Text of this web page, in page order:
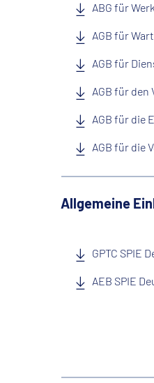
ABG für
AGB für
AGB für
AGB für den
AGB für die
AGB für die
Allgemeine
GPTC SPIE
AEB SPIE